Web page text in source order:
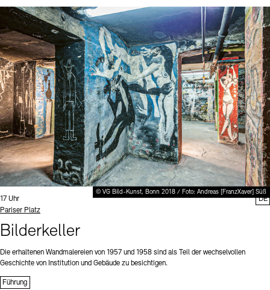
© VG Bild-Kunst, Bonn 2018 / Foto: Andreas [FranzXaver] Süß
Uhrzeit:
17 Uhr
Standort
Pariser Platz
Bilderkeller
Die erhaltenen Wandmalereien von 1957 und 1958 sind als Teil der wechselvollen
Geschichte von Institution und Gebäude zu besichtigen.
Führung
DE